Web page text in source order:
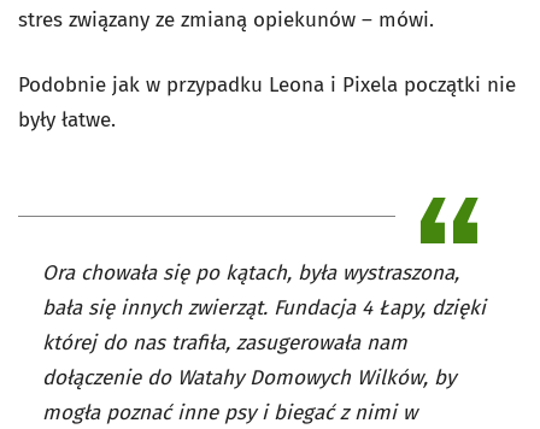
stres związany ze zmianą opiekunów – mówi.
Podobnie jak w przypadku Leona i Pixela początki nie
były łatwe.
Ora chowała się po kątach, była wystraszona,
bała się innych zwierząt. Fundacja 4 Łapy, dzięki
której do nas trafiła, zasugerowała nam
dołączenie do Watahy Domowych Wilków, by
mogła poznać inne psy i biegać z nimi w